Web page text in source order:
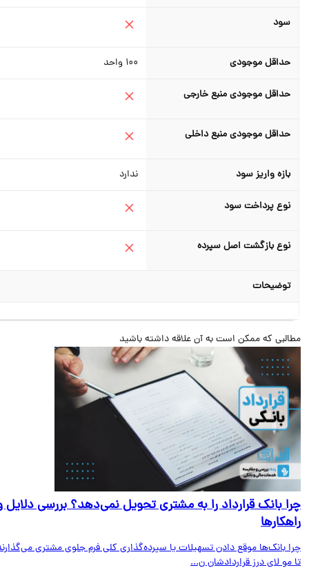
سود
حداقل موجودی واحد
حداقل موجودی منبع خارجی
حداقل موجودی منبع داخلی
بازه واریز سود ندارد
نوع پرداخت سود
نوع بازگشت اصل سپرده
توضیحات
که ممکن است به آن علاقه داشته باشید
بانک قرارداد را به مشتری تحویل نمی‌دهد؟ بررسی دلایل و
بانک‌ها موقع دادن تسهیلات یا سپرده‌گذاری کلی فرم جلوی مشتری می‌گذارند
مو لای درز قراردادشان ن...